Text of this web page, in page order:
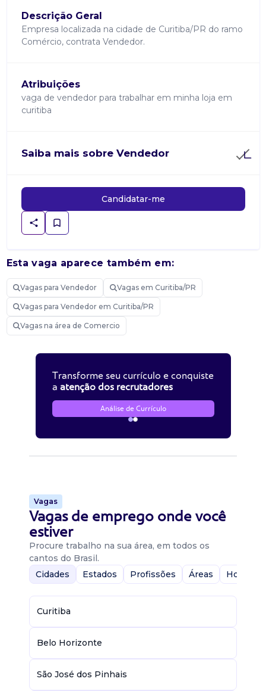
Descrição Geral
Empresa localizada na cidade de Curitiba/PR do ramo
Comércio, contrata Vendedor.
Atribuições
vaga de vendedor para trabalhar em minha loja em
curitiba
Saiba mais sobre Vendedor
Candidatar-me
Esta vaga aparece também em:
Vagas para Vendedor Vagas em Curitiba/PR
Vagas para Vendedor em Curitiba/PR
Vagas na área de Comercio
Transforme seu currículo e conquiste
a atenção dos recrutadores
Análise de Currículo
Vagas
Vagas de emprego onde você
estiver
Procure trabalho na sua área, em todos os
cantos do Brasil.
Cidades
Estados Profissões Áreas Home-
Curitiba
Belo Horizonte
São José dos Pinhais